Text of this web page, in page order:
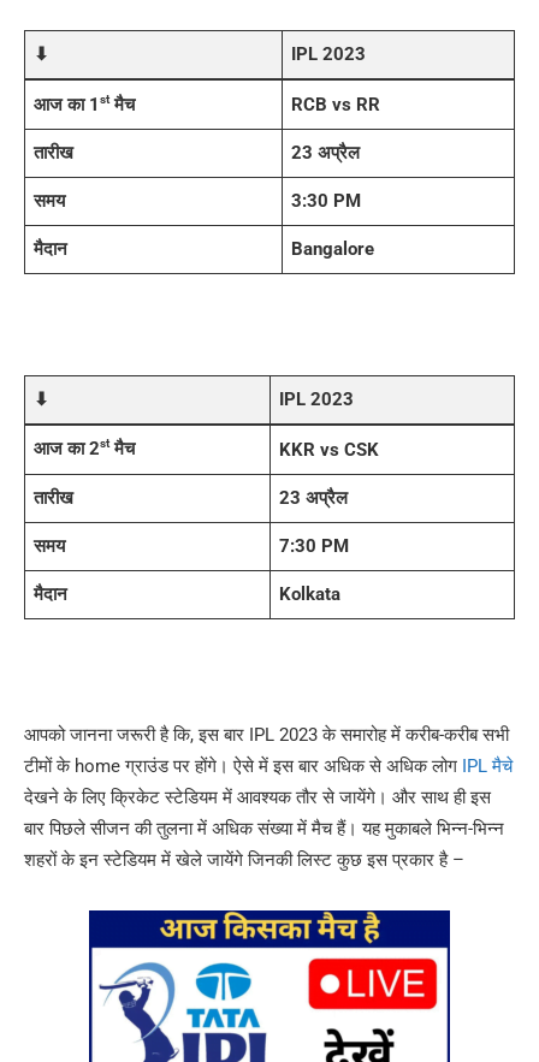
⬇ IPL 2023
आज का 1stमैच RCB vs RR
तारीख 23 अप्रैल
समय 3:30 PM
मैदान Bangalore
⬇ IPL 2023
आज का 2stमैच KKR vs CSK
तारीख 23 अप्रैल
समय 7:30 PM
मैदान Kolkata
आपको जानना जरूरी है कि, इस बार IPL 2023 के समारोह में करीब-करीब सभी
टीमों के home ग्राउंड पर होंगे। ऐसे में इस बार अधिक से अधिक लोग IPL मैचे
देखने के लिए क्रिकेट स्टेडियम में आवश्यक तौर से जायेंगे। और साथ ही इस
बार पिछले सीजन की तुलना में अधिक संख्या में मैच हैं। यह मुकाबले भिन्न-भिन्न
शहरों के इन स्टेडियम में खेले जायेंगे जिनकी लिस्ट कुछ इस प्रकार है –